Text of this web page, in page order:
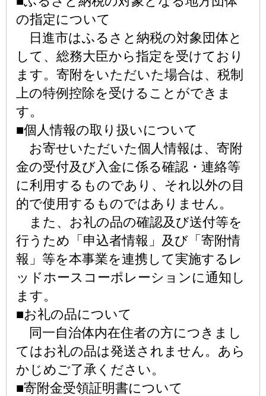
の指定について
日進市はふるさと納税の対象団体と
して、総務大臣から指定を受けており
ます。寄附をいただいた場合は、税制
上の特例控除を受けることができま
す。
■個人情報の取り扱いについて
お寄せいただいた個人情報は、寄附
金の受付及び入金に係る確認・連絡等
に利用するものであり、それ以外の目
的で使用するものではありません。
また、お礼の品の確認及び送付等を
行うため「申込者情報」及び「寄附情
報」等を本事業を連携して実施するレ
ッドホースコーポレーションに通知し
ます。
■お礼の品について
同一自治体内在住者の方につきまし
てはお礼の品は発送されません。あら
かじめご了承ください。
■寄附金受領証明書について